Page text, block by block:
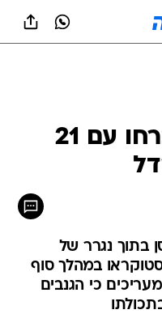
אוסטריה: גנבים ברחו עם 21
בתוך נגרר של
במהלך סוף
כי הגנבים